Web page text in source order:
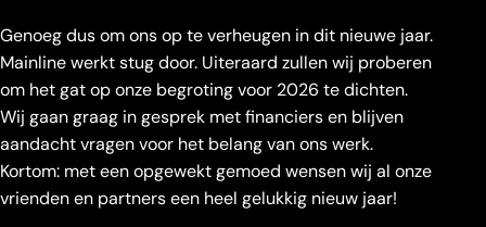
Genoeg dus om ons op te verheugen in dit nieuwe jaar.
Mainline werkt stug door. Uiteraard zullen wij proberen
om het gat op onze begroting voor 2026 te dichten.
Wij gaan graag in gesprek met financiers en blijven
aandacht vragen voor het belang van ons werk.
Kortom: met een opgewekt gemoed wensen wij al onze
vrienden en partners een heel gelukkig nieuw jaar!